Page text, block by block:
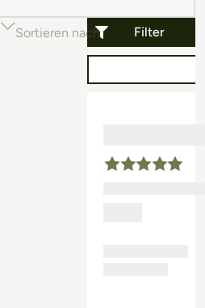
Filter
Sortieren nach Beliebtheit